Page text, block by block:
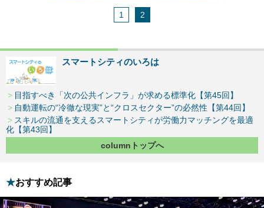
1 2
スマートシティのいろは
目指すべき「次の公共インフラ」が求める標準化【第45回】
自動運転の“冷徹な現実”と“クロスセクター”の必然性【第44回】
スキルの流通を支えるスマートシティが労働力マッチングを最適
化【第43回】
columnトップへ
おすすめ記事